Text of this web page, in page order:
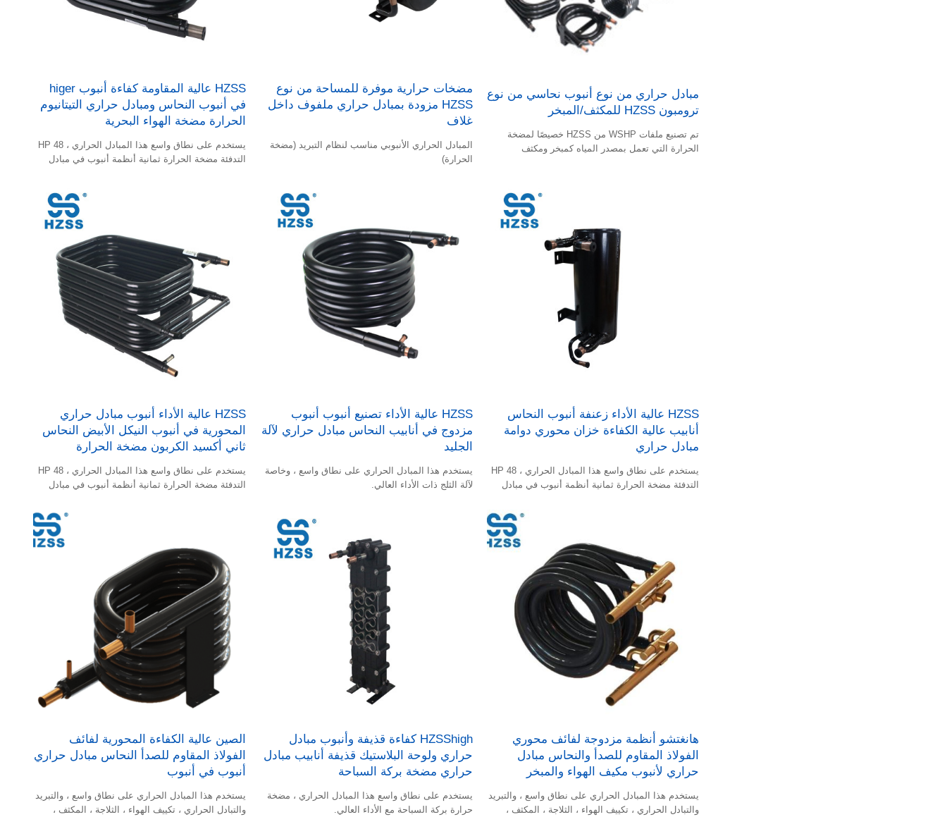
مبادل حراري من نوع أنبوب نحاسي من نوع
ترومبون HZSS للمكثف/المبخر
تم تصنيع ملفات WSHP من HZSS خصيصًا لمضخة
الحرارة التي تعمل بمصدر المياه كمبخر ومكثف
مضخات حرارية موفرة للمساحة من نوع
HZSS مزودة بمبادل حراري ملفوف داخل
غلاف
المبادل الحراري الأنبوبي مناسب لنظام التبريد (مضخة
الحرارة)
HZSS عالية المقاومة كفاءة أنبوب higer
في أنبوب النحاس ومبادل حراري التيتانيوم
الحرارة مضخة الهواء البحرية
يستخدم على نطاق واسع هذا المبادل الحراري ، 48 HP
التدفئة مضخة الحرارة ثمانية أنظمة أنبوب في مبادل
HZSS عالية الأداء زعنفة أنبوب النحاس
أنابيب عالية الكفاءة خزان محوري دوامة
مبادل حراري
يستخدم على نطاق واسع هذا المبادل الحراري ، 48 HP
التدفئة مضخة الحرارة ثمانية أنظمة أنبوب في مبادل
HZSS عالية الأداء تصنيع أنبوب أنبوب
مزدوج في أنابيب النحاس مبادل حراري لآلة
الجليد
يستخدم هذا المبادل الحراري على نطاق واسع ، وخاصة
لآلة الثلج ذات الأداء العالي.
HZSS عالية الأداء أنبوب مبادل حراري
المحورية في أنبوب النيكل الأبيض النحاس
ثاني أكسيد الكربون مضخة الحرارة
يستخدم على نطاق واسع هذا المبادل الحراري ، 48 HP
التدفئة مضخة الحرارة ثمانية أنظمة أنبوب في مبادل
هانغتشو أنظمة مزدوجة لفائف محوري
الفولاذ المقاوم للصدأ والنحاس مبادل
حراري لأنبوب مكيف الهواء والمبخر
يستخدم هذا المبادل الحراري على نطاق واسع ، والتبريد
والتبادل الحراري ، تكييف الهواء ، الثلاجة ، المكثف ،
HZSShigh كفاءة قذيفة وأنبوب مبادل
حراري ولوحة البلاستيك قذيفة أنابيب مبادل
حراري مضخة بركة السباحة
يستخدم على نطاق واسع هذا المبادل الحراري ، مضخة
حرارة بركة السباحة مع الأداء العالي.
الصين عالية الكفاءة المحورية لفائف
الفولاذ المقاوم للصدأ النحاس مبادل حراري
أنبوب في أنبوب
يستخدم هذا المبادل الحراري على نطاق واسع ، والتبريد
والتبادل الحراري ، تكييف الهواء ، الثلاجة ، المكثف ،